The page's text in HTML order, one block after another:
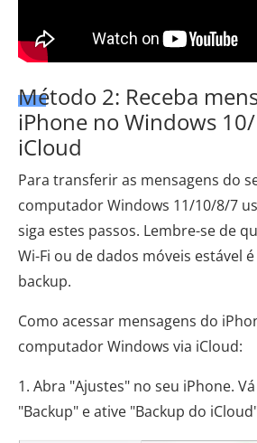
Método 2: Receba
iPhone no Windows
iCloud
Para transferir as mensagens do
computador Windows 11/10/8/7
siga estes passos. Lembre-se de
Wi-Fi ou de dados móveis estável
backup.
Como acessar mensagens do
computador Windows via iCloud:
1. Abra "Ajustes" no seu iPhone.
"Backup" e ative "Backup do